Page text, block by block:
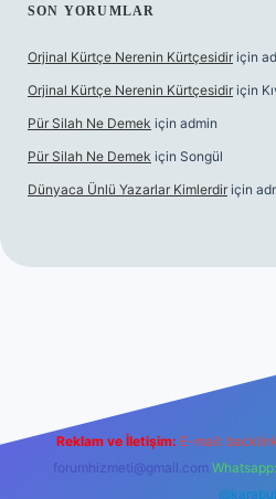
SON YORUMLAR
Orjinal Kürtçe Nerenin Kürtçesidir için
Orjinal Kürtçe Nerenin Kürtçesidir için
Pür Silah Ne Demek için admin
Pür Silah Ne Demek için Songül
Dünyaca Ünlü Yazarlar Kimlerdir için
Reklam ve İletişim: E-mail:
forumhizmeti@gmail.com
@karabul